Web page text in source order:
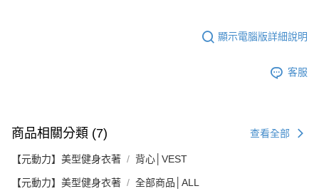
顯示電腦版詳細說明
客服
商品相關分類 (7) 查看全部
【元動力】美型健身衣著 背心│VEST
【元動力】美型健身衣著 全部商品│ALL